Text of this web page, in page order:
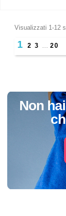
Visualizzati 1-12
1 2 3 … 20
Non